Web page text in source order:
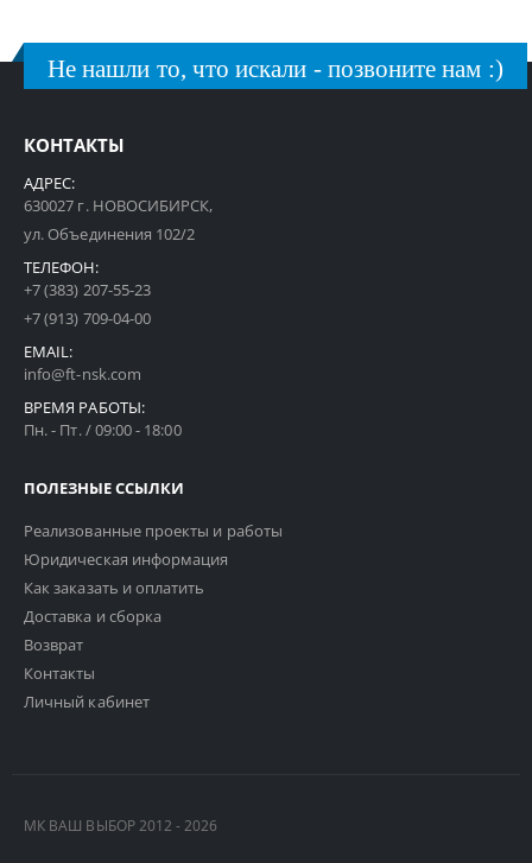
Не нашли то, что искали - позвоните нам :)
КОНТАКТЫ
АДРЕС:
630027 г. НОВОСИБИРСК,
ул. Объединения 102/2
ТЕЛЕФОН:
+7 (383) 207-55-23
+7 (913) 709-04-00
EMAIL:
info@ft-nsk.com
ВРЕМЯ РАБОТЫ:
Пн. - Пт. / 09:00 - 18:00
ПОЛЕЗНЫЕ ССЫЛКИ
Реализованные проекты и работы
Юридическая информация
Как заказать и оплатить
Доставка и сборка
Возврат
Контакты
Личный кабинет
МК ВАШ ВЫБОР 2012 - 2026